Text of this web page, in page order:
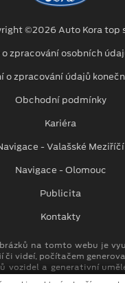
©2026 Auto Kora top
zpracování osobních
o zpracování údajů
Obchodní podmínky
Kariéra
- Valašské Meziříčí
Navigace - Olomouc
Publicita
Kontakty
na tomto webu je
videí, počítačem
vozidel a generativní